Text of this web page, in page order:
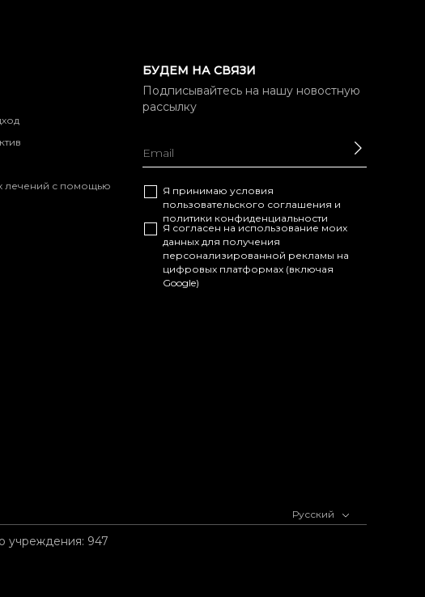
лечений с помощью
БУДЕМ НА СВЯЗИ
Подписывайтесь на нашу новостную
рассылку
Я принимаю условия
пользовательского соглашения и
политики конфиденциальности
Я согласен на использование моих
данных для получения
персонализированной рекламы на
цифровых платформах (включая
Google)
Русский
учреждения: 947